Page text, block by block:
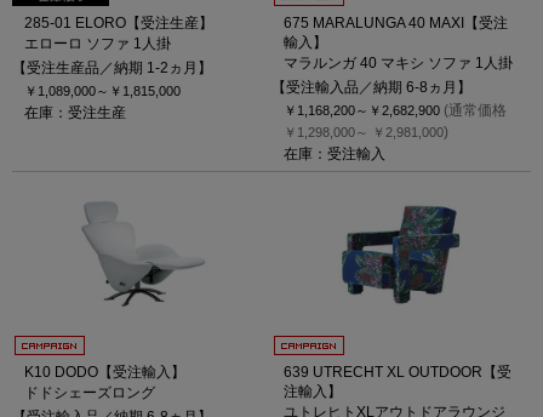
285-01 ELORO【受注生産】
エローロ ソファ 1人掛
【受注生産品／納期 1-2ヵ月】
￥1,089,000～ ￥1,815,000
在庫：受注生産
675 MARALUNGA 40 MAXI【受注
輸入】
マラルンガ 40 マキシ ソファ 1人掛
【受注輸入品／納期 6-8ヵ月】
￥1,168,200～ ￥2,682,900 (通常価格
￥1,298,000～ ￥2,981,000)
在庫：受注輸入
K10 DODO【受注輸入】
ドドシェーズロング
639 UTRECHT XL OUTDOOR【受
注輸入】
ユトレヒトXLアウトドアラウンジ